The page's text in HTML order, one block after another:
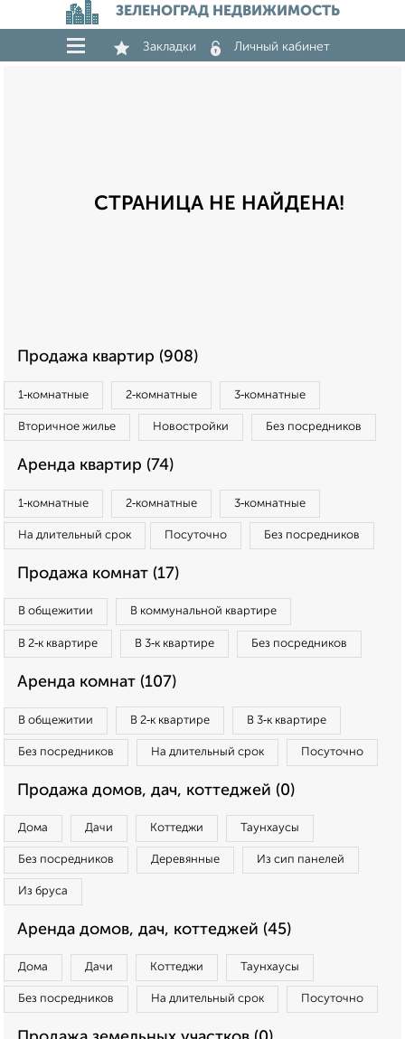
ЗЕЛЕНОГРАД НЕДВИЖИМОСТЬ
Закладки Личный кабинет
СТРАНИЦА НЕ НАЙДЕНА!
Продажа квартир (908)
1‑комнатные 2‑комнатные 3‑комнатные
Вторичное жилье Новостройки Без посредников
Аренда квартир (74)
1‑комнатные 2‑комнатные 3‑комнатные
На длительный срок Посуточно Без посредников
Продажа комнат (17)
В общежитии В коммунальной квартире
В 2‑к квартире В 3‑к квартире Без посредников
Аренда комнат (107)
В общежитии В 2‑к квартире В 3‑к квартире
Без посредников На длительный срок Посуточно
Продажа домов, дач, коттеджей (0)
Дома Дачи Коттеджи Таунхаусы
Без посредников Деревянные Из сип панелей
Из бруса
Аренда домов, дач, коттеджей (45)
Дома Дачи Коттеджи Таунхаусы
Без посредников На длительный срок Посуточно